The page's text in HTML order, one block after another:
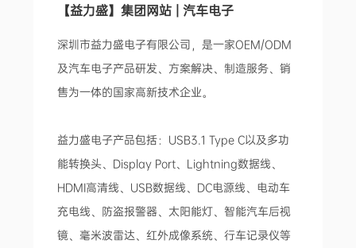
【益力盛】集团网站 | 汽车电子
深圳市益力盛电子有限公司，是一家OEM/ODM
及汽车电子产品研发、方案解决、制造服务、销
售为一体的国家高新技术企业。
益力盛电子产品包括：USB3.1 Type C以及多功
能转换头、Display Port、Lightning数据线、
HDMI高清线、USB数据线、DC电源线、电动车
充电线、防盗报警器、太阳能灯、智能汽车后视
镜、毫米波雷达、红外成像系统、行车记录仪等